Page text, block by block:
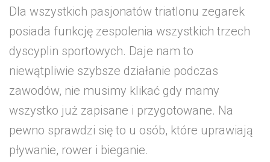
Dla wszystkich pasjonatów triatlonu zegarek
posiada funkcję zespolenia wszystkich trzech
dyscyplin sportowych. Daje nam to
niewątpliwie szybsze działanie podczas
zawodów, nie musimy klikać gdy mamy
wszystko już zapisane i przygotowane. Na
pewno sprawdzi się to u osób, które uprawiają
pływanie, rower i bieganie.